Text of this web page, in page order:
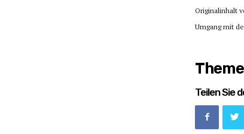
Originalinhalt
Umgang mit
Teilen Sie